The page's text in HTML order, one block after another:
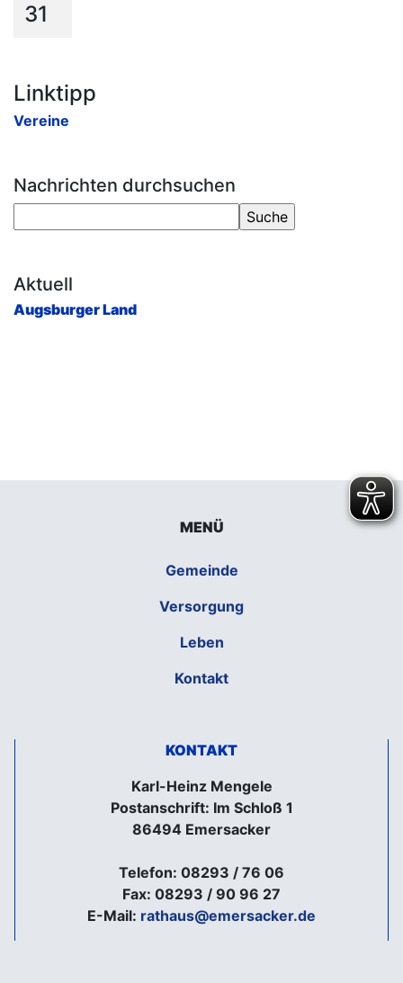
31
Linktipp
Vereine
Nachrichten durchsuchen
Aktuell
Augsburger Land
MENÜ
Gemeinde
Versorgung
Leben
Kontakt
KONTAKT
Karl-Heinz Mengele
Postanschrift: Im Schloß 1
86494 Emersacker
Telefon: 08293 / 76 06
Fax: 08293 / 90 96 27
E-Mail: rathaus@emersacker.de